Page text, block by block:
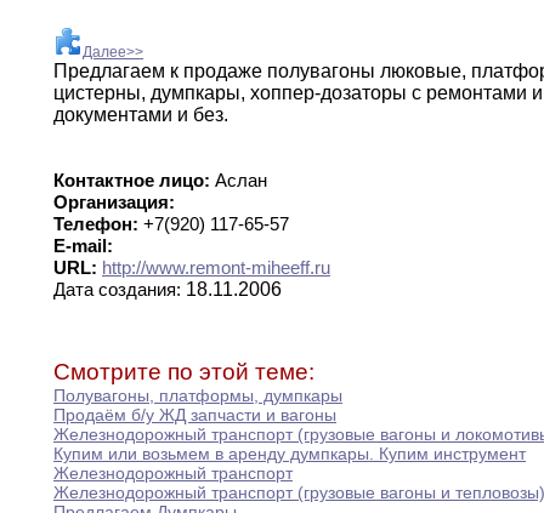
Далее>>
Предлагаем к продаже полувагоны люковые,
цистерны, думпкары, хоппер-дозаторы с ремонтами
документами и без.
Контактное лицо: Аслан
Организация:
Телефон: +7(920) 117-65-57
E-mail:
URL: http://www.remont-miheeff.ru
Дата создания: 18.11.2006
Смотрите по этой теме:
Полувагоны, платформы, думпкары
Продаём б/у ЖД запчасти и вагоны
Железнодорожный транспорт (грузовые вагоны и
Купим или возьмем в аренду думпкары. Купим инструмент
Железнодорожный транспорт
Железнодорожный транспорт (грузовые вагоны и тепловозы)